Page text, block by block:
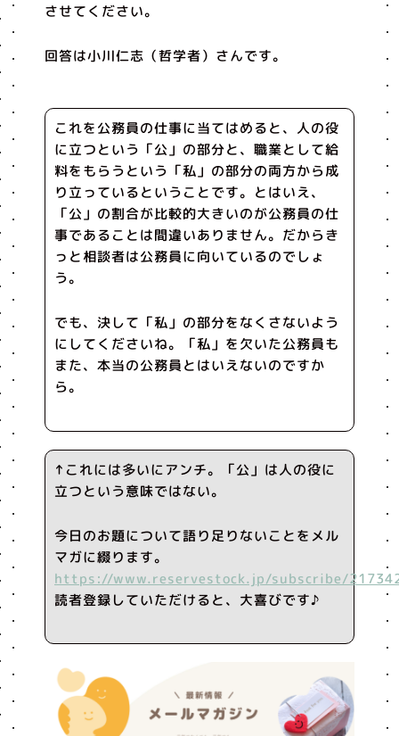
させてください。
回答は小川仁志（哲学者）さんです。
これを公務員の仕事に当てはめると、人の役
に立つという「公」の部分と、職業として給
料をもらうという「私」の部分の両方から成
り立っているということです。とはいえ、
「公」の割合が比較的大きいのが公務員の仕
事であることは間違いありません。だからき
っと相談者は公務員に向いているのでしょ
う。
でも、決して「私」の部分をなくさないよう
にしてくださいね。「私」を欠いた公務員も
また、本当の公務員とはいえないのですか
ら。
↑これには多いにアンチ。「公」は人の役に
立つという意味ではない。
今日のお題について語り足りないことをメル
マガに綴ります。
https://www.reservestock.jp/subscribe/
読者登録していただけると、大喜びです♪